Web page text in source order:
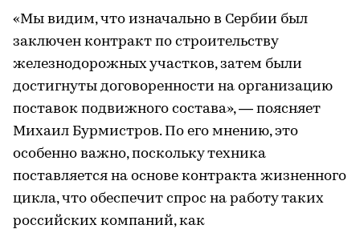
«Мы видим, что изначально в Сербии был
заключен контракт по строительству
железнодорожных участков, затем были
достигнуты договоренности на организацию
поставок подвижного состава», — поясняет
Михаил Бурмистров. По его мнению, это
особенно важно, поскольку техника
поставляется на основе контракта жизненного
цикла, что обеспечит спрос на работу таких
российских компаний, как